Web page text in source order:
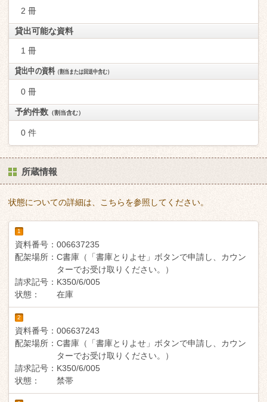
2 冊
貸出可能な資料
1 冊
貸出中の資料（割当または回送中含む）
0 冊
予約件数 （割当含む）
0 件
所蔵情報
状態についての詳細は、こちらを参照してください。
1
資料番号： 006637235
配架場所： C書庫（「書庫とりよせ」ボタンで申請し、カウン
ターでお受け取りください。）
請求記号： K350/6/005
状態：
在庫
2
資料番号： 006637243
配架場所： C書庫（「書庫とりよせ」ボタンで申請し、カウン
ターでお受け取りください。）
請求記号： K350/6/005
状態：
禁帯